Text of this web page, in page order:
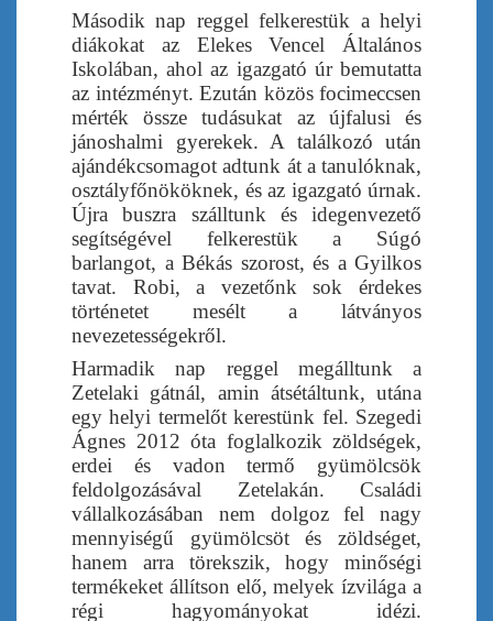
Második nap reggel felkerestük a helyi
diákokat az Elekes Vencel Általános
Iskolában, ahol az igazgató úr bemutatta
az intézményt. Ezután közös focimeccsen
mérték össze tudásukat az újfalusi és
jánoshalmi gyerekek. A találkozó után
ajándékcsomagot adtunk át a tanulóknak,
osztályfőnököknek, és az igazgató úrnak.
Újra buszra szálltunk és idegenvezető
segítségével felkerestük a Súgó
barlangot, a Békás szorost, és a Gyilkos
tavat. Robi, a vezetőnk sok érdekes
történetet mesélt a látványos
nevezetességekről.
Harmadik nap reggel megálltunk a
Zetelaki gátnál, amin átsétáltunk, utána
egy helyi termelőt kerestünk fel. Szegedi
Ágnes 2012 óta foglalkozik zöldségek,
erdei és vadon termő gyümölcsök
feldolgozásával Zetelakán. Családi
vállalkozásában nem dolgoz fel nagy
mennyiségű gyümölcsöt és zöldséget,
hanem arra törekszik, hogy minőségi
termékeket állítson elő, melyek ízvilága a
régi hagyományokat idézi.